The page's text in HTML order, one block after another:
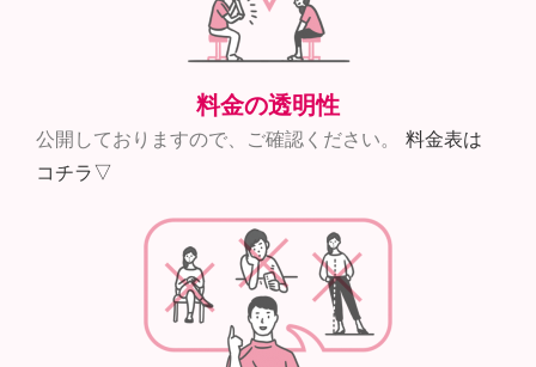
料金の透明性​
公開しておりますので、ご確認ください。 料金表は
コチラ▽